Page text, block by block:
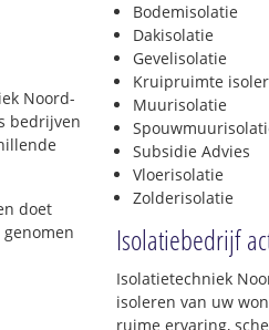
Noord-
bedrijven
doet
Bodemisolatie
Dakisolatie
Gevelisolatie
Kruipruimte
Muurisolatie
Subsidie Advies
Vloerisolatie
Zolderisolatie
Isolatiebedrijf
Isolatietechniek
isoleren van uw
ruime ervaring,